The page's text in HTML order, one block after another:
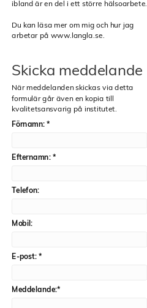
ibland är en del i ett större hälsoarbete.
Du kan läsa mer om mig och hur jag
arbetar på www.langla.se.
Skicka meddelande
När meddelanden skickas via detta
formulär går även en kopia till
kvalitetsansvarig på institutet.
Förnamn:*
Efternamn: *
Telefon:
Mobil:
E-post: *
Meddelande:*